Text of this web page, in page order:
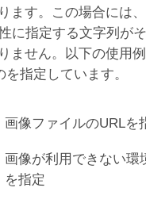
ます。この場合には
に指定する文字列が
ません。以下の使用
指定しています。
画像ファイルのURLを
画像が利用できない環
を指定